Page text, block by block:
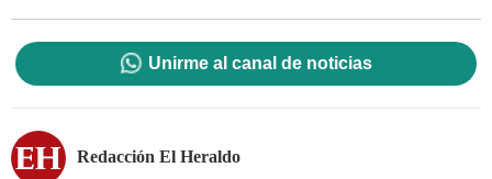
Unirme al canal de noticias
Redacción El Heraldo